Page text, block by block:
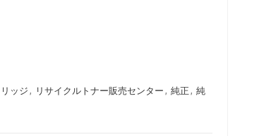
ッジ , リサイクルトナー販売センター , 純正 , 純